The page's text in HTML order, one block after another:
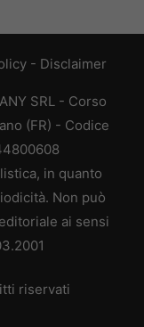
- Disclaimer
SRL - Corso
(FR) - Codice
in quanto
Non può
ai sensi
riservati